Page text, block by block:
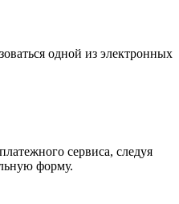
одной из электронных
сервиса, следуя
форму.